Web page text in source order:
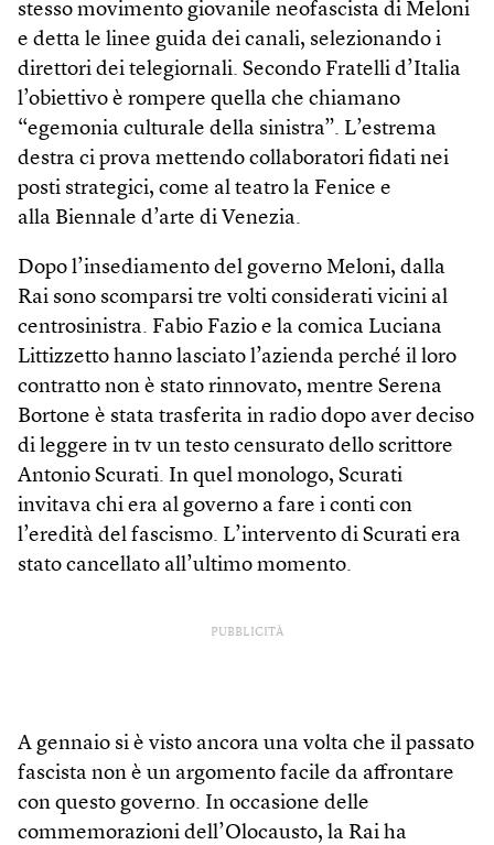
stesso movimento giovanile neofascista di Meloni
e detta le linee guida dei canali, selezionando i
direttori dei telegiornali. Secondo Fratelli d’Italia
l’obiettivo è rompere quella che chiamano
“egemonia culturale della sinistra”. L’estrema
destra ci prova mettendo collaboratori fidati nei
posti strategici, come al teatro la Fenice e
alla Biennale d’arte di Venezia.
Dopo l’insediamento del governo Meloni, dalla
Rai sono scomparsi tre volti considerati vicini al
centrosinistra. Fabio Fazio e la comica Luciana
Littizzetto hanno lasciato l’azienda perché il loro
contratto non è stato rinnovato, mentre Serena
Bortone è stata trasferita in radio dopo aver deciso
di leggere in tv un testo censurato dello scrittore
Antonio Scurati. In quel monologo, Scurati
invitava chi era al governo a fare i conti con
l’eredità del fascismo. L’intervento di Scurati era
stato cancellato all’ultimo momento.
PUBBLICITÀ
A gennaio si è visto ancora una volta che il passato
fascista non è un argomento facile da affrontare
con questo governo. In occasione delle
commemorazioni dell’Olocausto, la Rai ha